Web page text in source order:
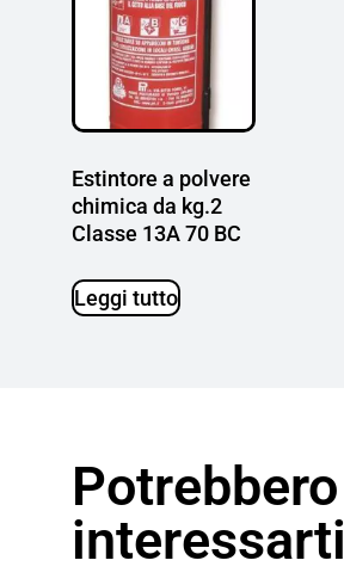
Estintore a polvere
chimica da kg.2
Classe 13A 70 BC
Leggi tutto
Potrebbero
interessarti